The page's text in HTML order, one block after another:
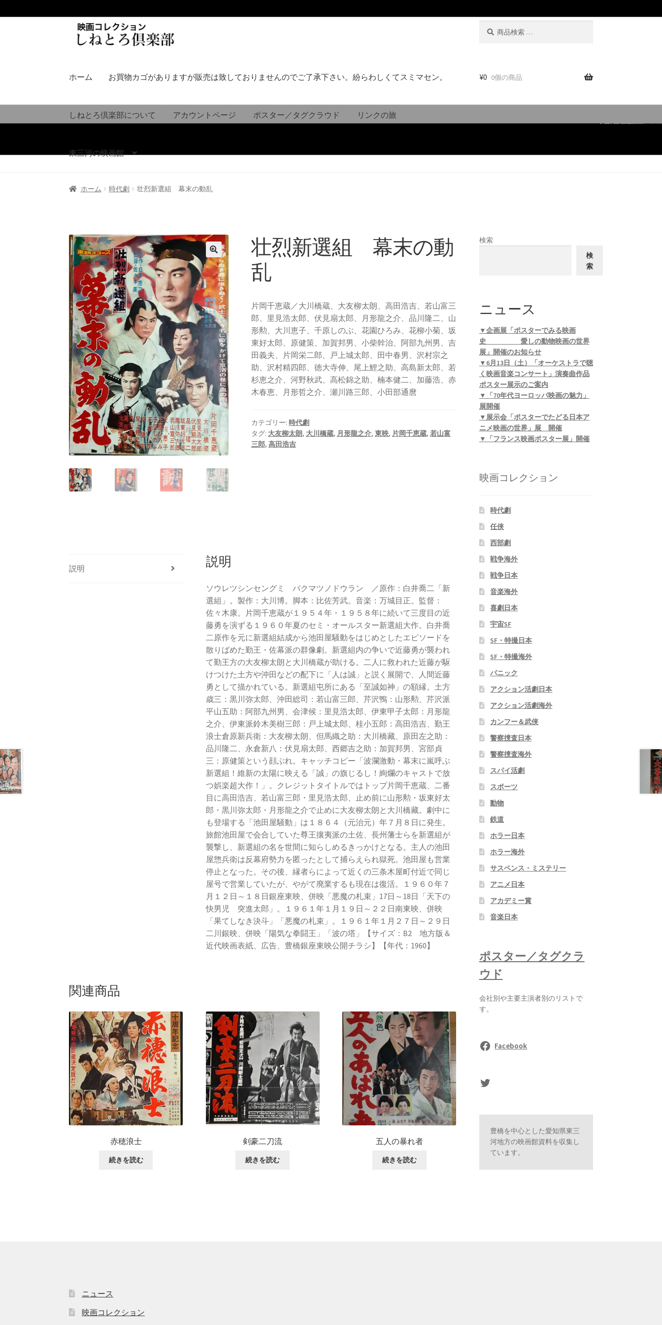
シ
へ
ス
ッ
ツ
キ
ッ
ホーム お買物カゴがありますが販売は致しておりませんのでご了承下さい。紛らわしくてスミマセン。
しねとろ倶楽部について アカウントページ ポスター／タグクラウド リンクの旅
東三河の映画館
¥0 0個の商品
ホーム 時代劇 壮烈新選組 幕末の動乱
壮烈新選組 幕末の動
乱
片岡千恵蔵／大川橋蔵、大友柳太朗、高田浩吉、若山富三
郎、里見浩太郎、伏見扇太郎、月形龍之介、品川隆二、山
形勲、大川恵子、千原しのぶ、花園ひろみ、花柳小菊、坂
東好太郎、原健策、加賀邦男、小柴幹治、阿部九州男、吉
田義夫、片岡栄二郎、戸上城太郎、田中春男、沢村宗之
助、沢村精四郎、徳大寺伸、尾上鯉之助、高島新太郎、若
杉恵之介、河野秋武、高松錦之助、楠本健二、加藤浩、赤
木春恵、月形哲之介、瀬川路三郎、小田部通麿
カテゴリー:時代劇
タグ: 大友柳太朗, 大川橋蔵, 月形龍之介,東映, 片岡千恵蔵,若山富
三郎,高田浩吉
説明 説明
ソウレツシンセングミ バクマツノドウラン ／原作：白井喬二「新
選組」。製作：大川博。脚本：比佐芳武。音楽：万城目正。監督：
佐々木康。片岡千恵蔵が１９５４年・１９５８年に続いて三度目の近
藤勇を演ずる１９６０年夏のセミ・オールスター新選組大作。白井喬
二原作を元に新選組結成から池田屋騒動をはじめとしたエピソードを
散りばめた勤王・佐幕派の群像劇。新選組内の争いで近藤勇が襲われ
て勤王方の大友柳太朗と大川橋蔵が助ける。二人に救われた近藤が駆
けつけた土方や沖田などの配下に「人は誠」と説く展開で、人間近藤
勇として描かれている。新選組屯所にある「至誠如神」の額縁。土方
歳三：黒川弥太郎、沖田総司：若山富三郎、芹沢鴨：山形勲、芹沢派
平山五助：阿部九州男、会津候：里見浩太郎、伊東甲子太郎：月形龍
之介、伊東派鈴木美樹三郎：戸上城太郎、桂小五郎：高田浩吉、勤王
浪士倉原新兵衛：大友柳太朗、但馬織之助：大川橋藏、原田左之助：
品川隆二、永倉新八：伏見扇太郎、西郷吉之助：加賀邦男、宮部貞
三：原健策という顔ぶれ。キャッチコピー「波瀾激動・幕末に嵐呼ぶ
新選組！維新の太陽に映える「誠」の旗じるし！絢爛のキャストで放
つ娯楽超大作！」。クレジットタイトルではトップ片岡千恵蔵、二番
目に高田浩吉、若山富三郎・里見浩太郎、止め前に山形勲・坂東好太
郎・黒川弥太郎・月形龍之介で止めに大友柳太朗と大川橋藏。劇中に
も登場する「池田屋騒動」は１８６４（元治元）年７月８日に発生。
旅館池田屋で会合していた尊王攘夷派の土佐、長州藩士らを新選組が
襲撃し、新選組の名を世間に知らしめるきっかけとなる。主人の池田
屋惣兵衛は反幕府勢力を匿ったとして捕らえられ獄死。池田屋も営業
停止となった。その後、縁者らによって近くの三条木屋町付近で同じ
屋号で営業していたが、やがて廃業するも現在は復活。１９６０年７
月１２日～１８日銀座東映、併映「悪魔の札束」17日～18日「天下の
快男児 突進太郎」。１９６１年１月１９日～２２日南東映、併映
「果てしなき決斗」「悪魔の札束」。１９６１年１月２７日～２９日
二川銀映、併映「陽気な拳闘王」「波の塔」【サイズ：B2 地方版＆
近代映画表紙、広告、豊橋銀座東映公開チラシ】【年代：1960】
関連商品
赤穂浪士
続きを読む
剣豪二刀流
続きを読む
五人の暴れ者
続きを読む
検索
検
索
ニュース
▼企画展「ポスターでみる映画
史 愛しの動物映画の世界
展」開催のお知らせ
▼6月13日（土）「オーケストラで聴
く映画音楽コンサート」演奏曲作品
ポスター展示のご案内
▼「70年代ヨーロッパ映画の魅力」
展開催
▼展示会「ポスターでたどる日本ア
ニメ映画の世界」展 開催
▼「フランス映画ポスター展」開催
映画コレクション
時代劇
任侠
西部劇
戦争海外
戦争日本
音楽海外
喜劇日本
宇宙SF
SF・特撮日本
SF・特撮海外
パニック
アクション活劇日本
アクション活劇海外
カンフー＆武侠
警察捜査日本
警察捜査海外
スパイ活劇
スポーツ
動物
鉄道
ホラー日本
ホラー海外
サスペンス・ミステリー
アニメ日本
アカデミー賞
音楽日本
ポスター／タグクラ
ウド
会社別や主要主演者別のリストで
す。
Facebook
sasaki's Twitter
豊橋を中心とした愛知県東三
河地方の映画館資料を収集し
ています。
ニュース
映画コレクション